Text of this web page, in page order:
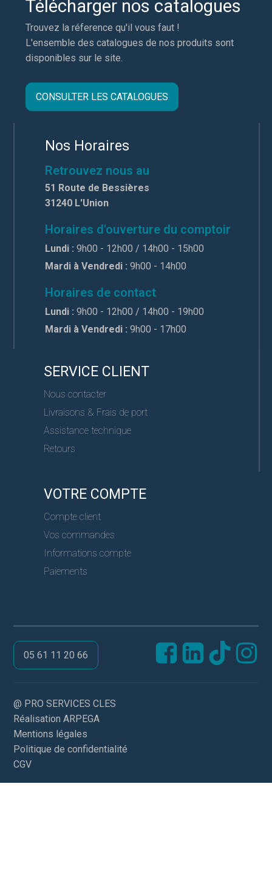
Télécharger nos catalogues
Trouvez la réference qu'il vous faut !
L'ensemble des catalogues de nos produits sont
disponibles sur le site.
CONSULTER LES CATALOGUES
Nos Horaires
Retrouvez nous au
51 Route de Bessières
31240 L'Union
Horaires d'ouverture du comptoir
Lundi : 9h00 - 12h00 / 14h00 - 15h00
Mardi à Vendredi : 9h00 - 14h00
Horaires de contact
Lundi : 9h00 - 12h00 / 14h00 - 19h00
Mardi à Vendredi : 9h00 - 17h00
SERVICE CLIENT
Nous contacter
Livraisons & Frais de port
Assistance technique
Retours
VOTRE COMPTE
Compte client
Vos commandes
Informations compte
Paiements
05 61 11 20 66
@ PRO SERVICES CLES
Réalisation ARPEGA
Mentions légales
Politique de confidentialité
CGV